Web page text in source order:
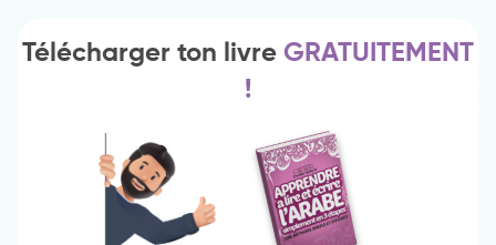
Télécharger ton livre GRATUITEMENT
!